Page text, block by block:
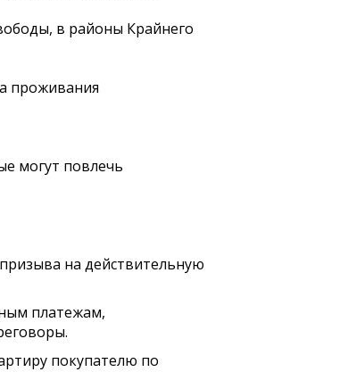
в районы Крайнего
проживания
могут повлечь
на действительную
платежам,
покупателю по